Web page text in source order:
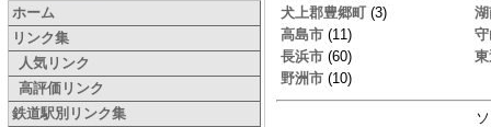
ホーム
リンク集
人気リンク
高評価リンク
鉄道駅別リンク集
犬上郡豊郷町 (3)
高島市 (11)
長浜市 (60)
野洲市 (10)